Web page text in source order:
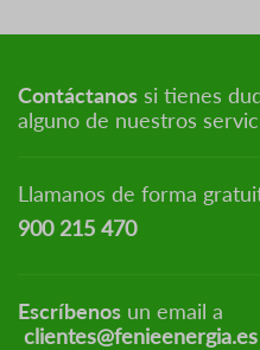
Contáctanos si tienes
alguno de nuestros
Llamanos de forma
900 215 470
Escríbenos un email a
clientes@fenieenergia.es